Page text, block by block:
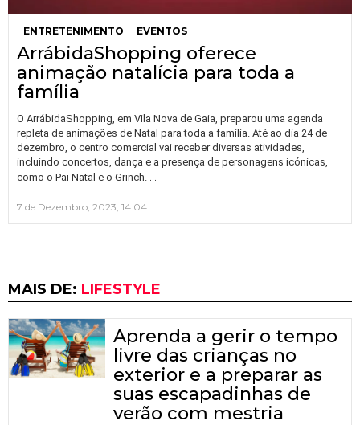
ENTRETENIMENTO EVENTOS
ArrábidaShopping oferece
animação natalícia para toda a
família
O ArrábidaShopping, em Vila Nova de Gaia, preparou uma agenda
repleta de animações de Natal para toda a família. Até ao dia 24 de
dezembro, o centro comercial vai receber diversas atividades,
incluindo concertos, dança e a presença de personagens icónicas,
como o Pai Natal e o Grinch.
7 de Dezembro, 2023, 14:04
MAIS DE: LIFESTYLE
Aprenda a gerir o tempo
livre das crianças no
exterior e a preparar as
suas escapadinhas de
verão com mestria